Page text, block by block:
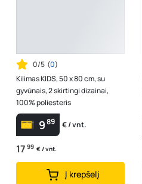
0/5 (0)
Kilimas KIDS, 50 x 80 cm, su
gyvūnais, 2 skirtingi dizainai,
100% poliesteris
989 € / vnt.
17 99 € / vnt.
Į krepšelį